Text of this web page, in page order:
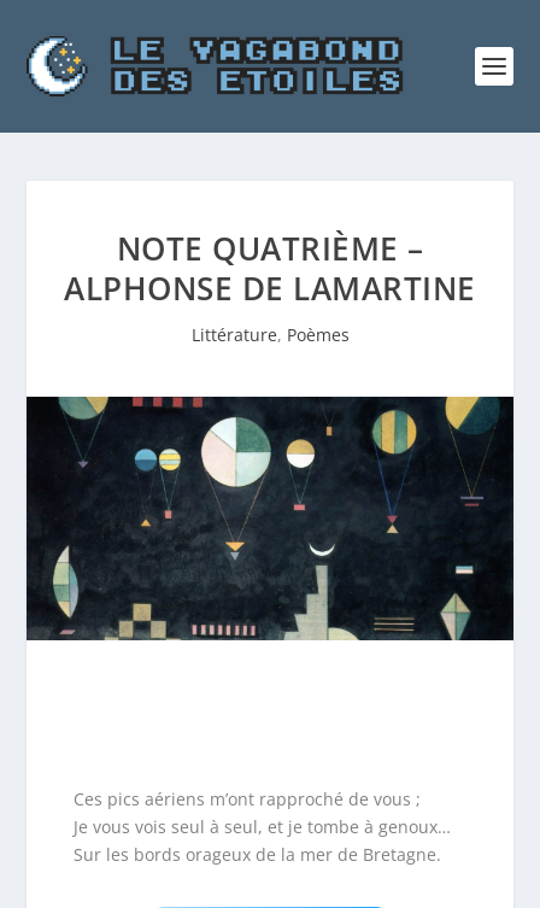
NOTE QUATRIÈME –
ALPHONSE DE LAMARTINE
Littérature, Poèmes
Ces pics aériens m’ont rapproché de vous ;
Je vous vois seul à seul, et je tombe à genoux…
Sur les bords orageux de la mer de Bretagne.